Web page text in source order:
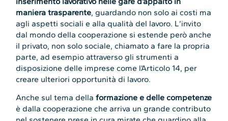
maniera trasparente, guardando non solo ai costi ma
agli aspetti sociali e alla qualità del lavoro. L’invito
dal mondo della cooperazione si estende però anche
il privato, non solo sociale, chiamato a fare la propria
parte, ad esempio attraverso gli strumenti a
disposizione delle imprese come l’Articolo 14, per
creare ulteriori opportunità di lavoro.
Anche sul tema dellaformazione e delle competenze
è dalla cooperazione che arriva un grande contributo